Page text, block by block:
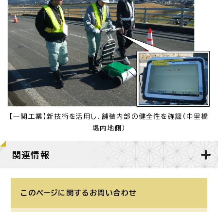
【一関工業】新技術を活用し、舗装内部の健全性を確認（中里橋
堤内地側）
関連情報
このページに関する お問い合わせ